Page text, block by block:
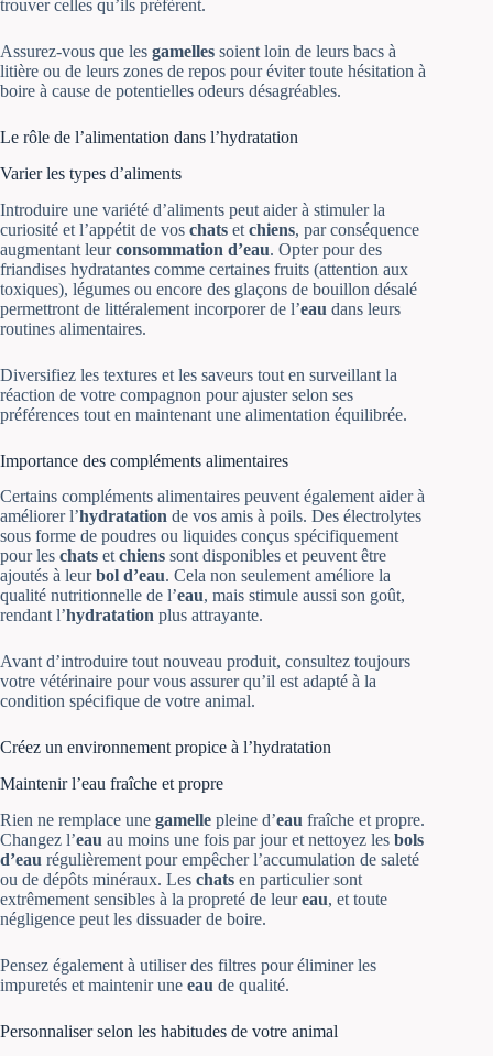
trouver celles qu’ils préfèrent.
Assurez-vous que les gamelles soient loin de leurs bacs à
litière ou de leurs zones de repos pour éviter toute hésitation à
boire à cause de potentielles odeurs désagréables.
Le rôle de l’alimentation dans l’hydratation
Varier les types d’aliments
Introduire une variété d’aliments peut aider à stimuler la
curiosité et l’appétit de vos chats et chiens, par conséquence
augmentant leurconsommation d’eau. Opter pour des
friandises hydratantes comme certaines fruits (attention aux
toxiques), légumes ou encore des glaçons de bouillon désalé
permettront de littéralement incorporer de l’eau dans leurs
routines alimentaires.
Diversifiez les textures et les saveurs tout en surveillant la
réaction de votre compagnon pour ajuster selon ses
préférences tout en maintenant une alimentation équilibrée.
Importance des compléments alimentaires
Certains compléments alimentaires peuvent également aider à
améliorer l’hydratation de vos amis à poils. Des électrolytes
sous forme de poudres ou liquides conçus spécifiquement
pour les chats etchiens sont disponibles et peuvent être
ajoutés à leurbol d’eau. Cela non seulement améliore la
qualité nutritionnelle de l’eau, mais stimule aussi son goût,
rendant l’hydratation plus attrayante.
Avant d’introduire tout nouveau produit, consultez toujours
votre vétérinaire pour vous assurer qu’il est adapté à la
condition spécifique de votre animal.
Créez un environnement propice à l’hydratation
Maintenir l’eau fraîche et propre
Rien ne remplace une gamelle pleine d’eau fraîche et propre.
Changez l’eau au moins une fois par jour et nettoyez les bols
d’eau régulièrement pour empêcher l’accumulation de saleté
ou de dépôts minéraux. Les chats en particulier sont
extrêmement sensibles à la propreté de leureau, et toute
négligence peut les dissuader de boire.
Pensez également à utiliser des filtres pour éliminer les
impuretés et maintenir une eau de qualité.
Personnaliser selon les habitudes de votre animal